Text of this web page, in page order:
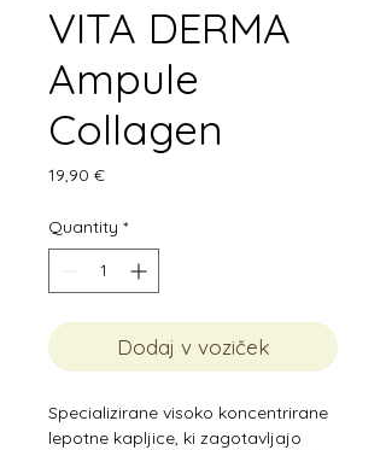
VITA DERMA
Ampule
Collagen
19,90 €Price
Quantity *
Dodaj v voziček
Specializirane visoko koncentrirane
lepotne kapljice, ki zagotavljajo